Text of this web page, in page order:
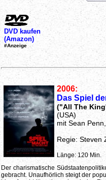
DVD kaufen
(Amazon)
#Anzeige
2006:
Das Spiel
("All The
(USA)
mit Sean
Regie: Steven
Länge: 120 Min.
Der charismatische
gebracht. Unaufhörlich steigt der